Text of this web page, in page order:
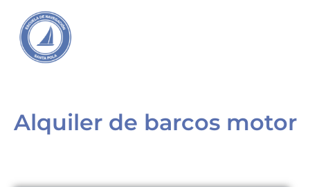
Alquiler de barcos motor